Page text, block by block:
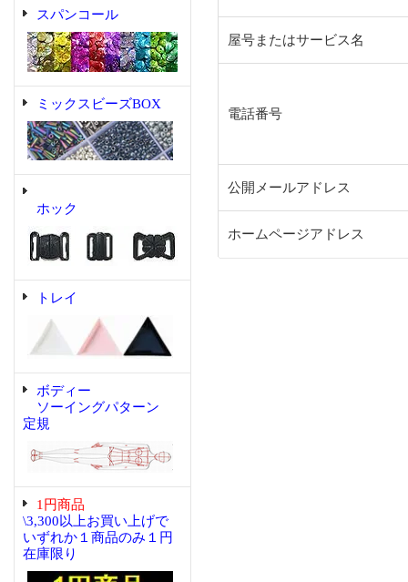
スパンコール
ミックスビーズBOX
ホック
トレイ
ボディー
ソーイングパターン
定規
1円商品
\3,300以上お買い上げで
いずれか１商品のみ１円
在庫限り
屋号またはサービス名
電話番号
公開メールアドレス
ホームページアドレス